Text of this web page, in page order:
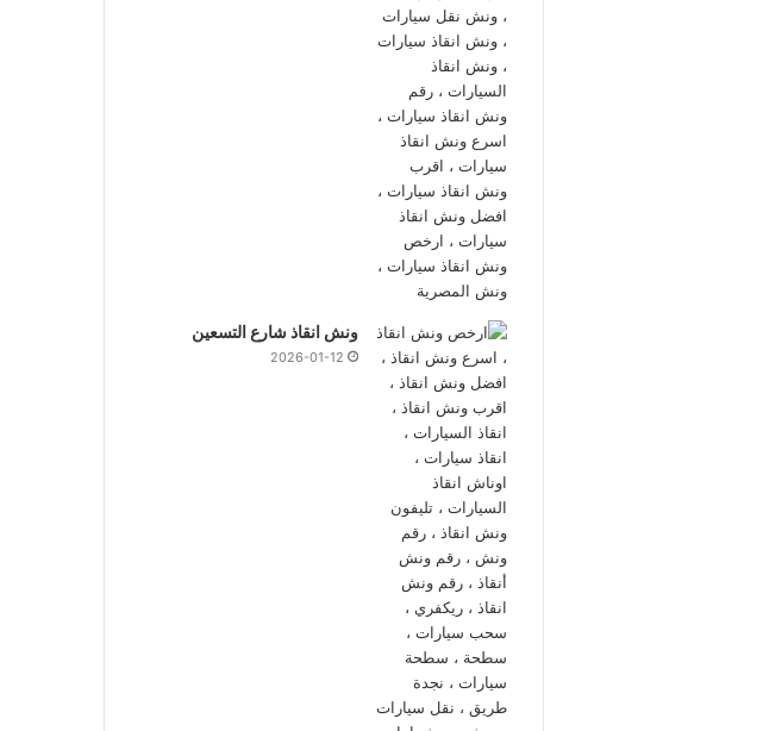
ونش انقاذ شارع التسعين
2026-01-12